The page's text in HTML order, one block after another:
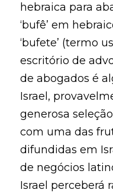
hebraica para
‘bufê’ em
‘bufete’ (termo
escritório de
de abogados é
Israel,
generosa
com uma das
difundidas em
de negócios
Israel perceberá